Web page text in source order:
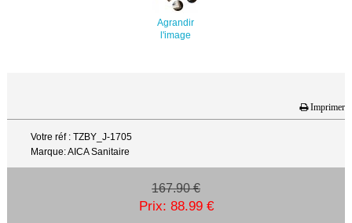
Agrandir
l'image
Imprimer
Votre réf : TZBY_J-1705
Marque: AICA Sanitaire
167.90 €
Prix: 88.99 €